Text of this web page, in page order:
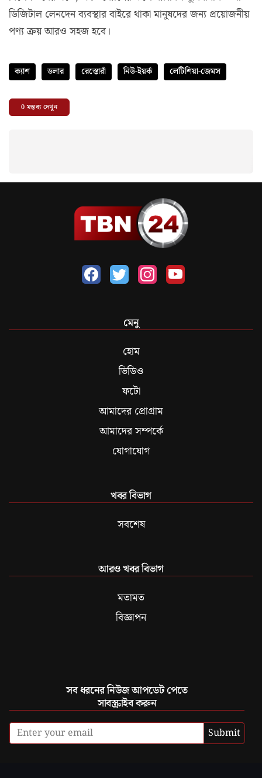
ডিজিটাল লেনদেন ব্যবস্থার বাইরে থাকা মানুষদের জন্য প্রয়োজনীয়
পণ্য ক্রয় আরও সহজ হবে।
ক্যাশ ডলার রেস্তোরাঁ নিউ-ইয়র্ক লেটিশিয়া-জেমস
0মন্তব্য দেখুন
মেনু
হোম
ভিডিও
ফটো
আমাদের প্রোগ্রাম
আমাদের সম্পর্কে
যোগাযোগ
খবর বিভাগ
সবশেষ
আরও খবর বিভাগ
মতামত
বিজ্ঞাপন
সব ধরনের নিউজ আপডেট পেতে
সাবস্ক্রাইব করুন
Submit